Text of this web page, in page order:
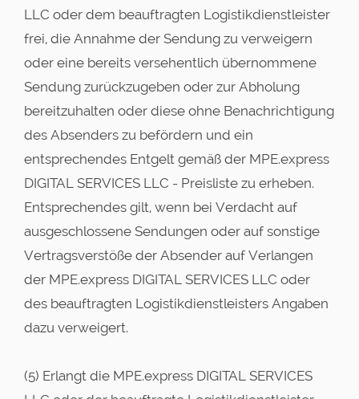
LLC oder dem beauftragten Logistikdienstleister
frei, die Annahme der Sendung zu verweigern
oder eine bereits versehentlich übernommene
Sendung zurückzugeben oder zur Abholung
bereitzuhalten oder diese ohne Benachrichtigung
des Absenders zu befördern und ein
entsprechendes Entgelt gemäß der MPE.express
DIGITAL SERVICES LLC - Preisliste zu erheben.
Entsprechendes gilt, wenn bei Verdacht auf
ausgeschlossene Sendungen oder auf sonstige
Vertragsverstöße der Absender auf Verlangen
der MPE.express DIGITAL SERVICES LLC oder
des beauftragten Logistikdienstleisters Angaben
dazu verweigert.
(5) Erlangt die MPE.express DIGITAL SERVICES